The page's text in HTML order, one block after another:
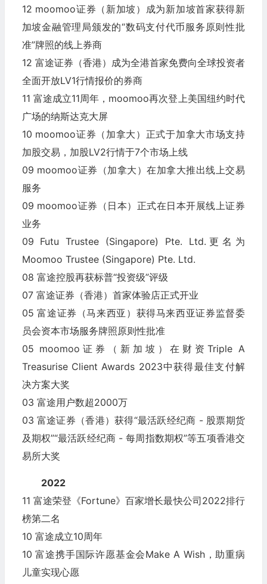
12 moomoo证券（新加坡）成为新加坡首家获得新
加坡金融管理局颁发的“数码支付代币服务原则性批
准”牌照的线上券商
12 富途证券（香港）成为全港首家免费向全球投资者
全面开放LV1行情报价的券商
11 富途成立11周年，moomoo再次登上美国纽约时代
广场的纳斯达克大屏
10 moomoo证券（加拿大）正式于加拿大市场支持
加股交易，加股LV2行情于7个市场上线
09 moomoo证券（加拿大）在加拿大推出线上交易
服务
09 moomoo证券（日本）正式在日本开展线上证券
业务
09 Futu Trustee (Singapore) Pte. Ltd.更名为
Moomoo Trustee (Singapore) Pte. Ltd.
08 富途控股再获标普“投资级”评级
07 富途证券（香港）首家体验店正式开业
05 富途证券（马来西亚）获得马来西亚证券监督委
员会资本市场服务牌照原则性批准
05 moomoo证券（新加坡）在财资Triple A
Treasurise Client Awards 2023中获得最佳支付解
决方案大奖
03 富途用户数超2000万
03 富途证券（香港）获得“最活跃经纪商 - 股票期货
及期权”“最活跃经纪商 - 每周指数期权”等五项香港交
易所大奖
2022
11 富途荣登《Fortune》百家增长最快公司2022排行
榜第二名
10 富途成立10周年
10 富途携手国际许愿基金会Make A Wish，助重病
儿童实现心愿